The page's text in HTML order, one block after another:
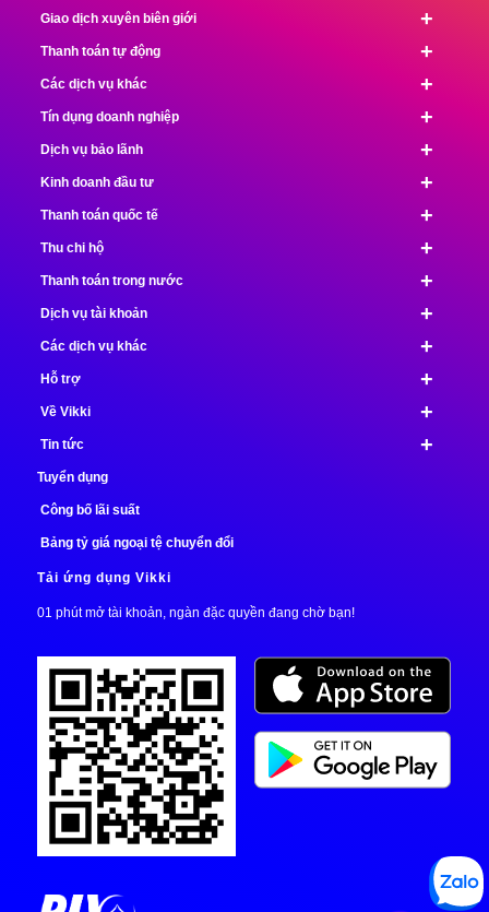
+
Giao dịch xuyên biên giới
+
Thanh toán tự động
+
Các dịch vụ khác
+
Tín dụng doanh nghiệp
+
Dịch vụ bảo lãnh
+
Kinh doanh đầu tư
+
Thanh toán quốc tế
+
Thu chi hộ
+
Thanh toán trong nước
+
Dịch vụ tài khoản
+
Các dịch vụ khác
+
Hỗ trợ
+
Về Vikki
+
Tin tức
Tuyển dụng
Công bố lãi suất
Bảng tỷ giá ngoại tệ chuyển đổi
Tải ứng dụng Vikki
01 phút mở tài khoản, ngàn đặc quyền đang chờ bạn!